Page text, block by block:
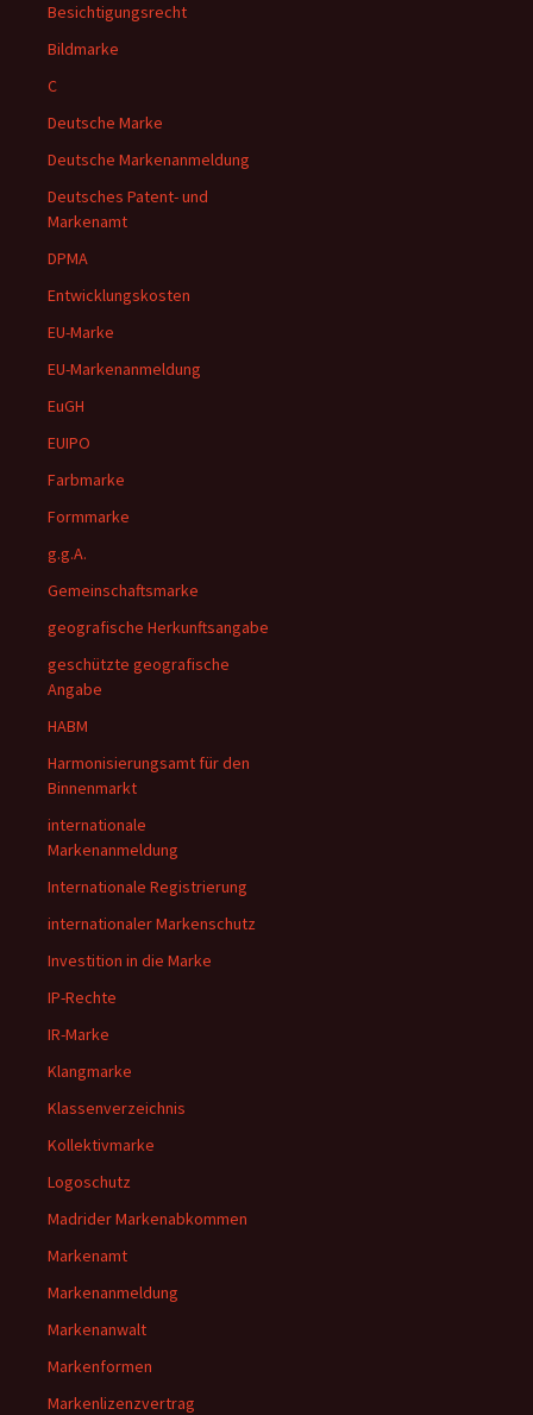
Besichtigungsrecht
Bildmarke
C
Deutsche Marke
Deutsche Markenanmeldung
Deutsches Patent- und
Markenamt
DPMA
Entwicklungskosten
EU-Marke
EU-Markenanmeldung
EuGH
EUIPO
Farbmarke
Formmarke
g.g.A.
Gemeinschaftsmarke
geografische Herkunftsangabe
geschützte geografische
Angabe
HABM
Harmonisierungsamt für den
Binnenmarkt
internationale
Markenanmeldung
Internationale Registrierung
internationaler Markenschutz
Investition in die Marke
IP-Rechte
IR-Marke
Klangmarke
Klassenverzeichnis
Kollektivmarke
Logoschutz
Madrider Markenabkommen
Markenamt
Markenanmeldung
Markenanwalt
Markenformen
Markenlizenzvertrag